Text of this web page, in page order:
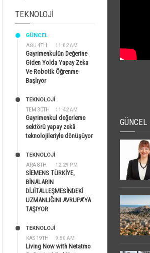
TEKNOLOJI
AĞU 4TH 11:02 AM
GÜNCEL
Gayrimenkulün Değerine
Giden Yolda Yapay Zeka
Ve Robotik Öğrenme
Başlıyor
TEM 30TH 11:42 AM
TEKNOLOJİ
Gayrimenkul değerleme
sektörü yapay zekâ
teknolojileriyle dönüşüyor
ARA 8TH 12:29 PM
TEKNOLOJİ
SİEMENS TÜRKİYE,
BİNALARIN
DİJİTALLEŞMESİNDEKİ
UZMANLIĞINI AVRUPA’YA
TAŞIYOR
KAS 19TH 9:50 AM
TEKNOLOJİ
Living Now with Netatmo
GÜNCEL